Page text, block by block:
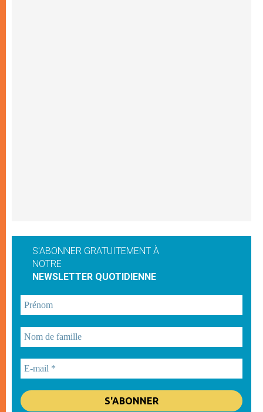
S'ABONNER GRATUITEMENT À
NOTRE
NEWSLETTER QUOTIDIENNE